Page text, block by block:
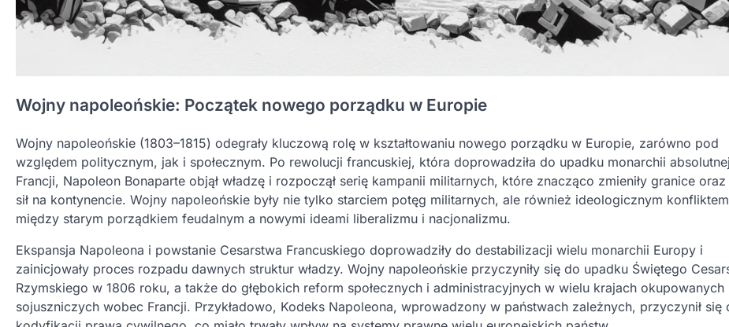
Wojny napoleońskie: Początek nowego porządku w Europie
Wojny napoleońskie (1803–1815) odegrały kluczową rolę w kształtowaniu nowego porządku w Europie, zarówno pod
względem politycznym, jak i społecznym. Po rewolucji francuskiej, która doprowadziła do upadku monarchii
Francji, Napoleon Bonaparte objął władzę i rozpoczął serię kampanii militarnych, które znacząco zmieniły granice oraz
sił na kontynencie. Wojny napoleońskie były nie tylko starciem potęg militarnych, ale również ideologicznym konfliktem
między starym porządkiem feudalnym a nowymi ideami liberalizmu i nacjonalizmu.
Ekspansja Napoleona i powstanie Cesarstwa Francuskiego doprowadziły do destabilizacji wielu monarchii Europy i
zainicjowały proces rozpadu dawnych struktur władzy. Wojny napoleońskie przyczyniły się do upadku Świętego
Rzymskiego w 1806 roku, a także do głębokich reform społecznych i administracyjnych w wielu krajach okupowanych
sojuszniczych wobec Francji. Przykładowo, Kodeks Napoleona, wprowadzony w państwach zależnych, przyczynił się